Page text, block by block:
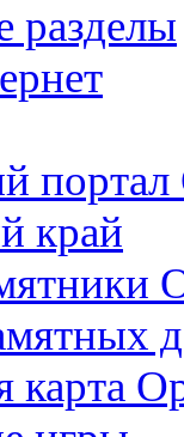
разделы
портал
край
карта